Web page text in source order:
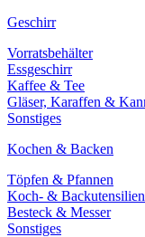
Geschirr
Vorratsbehälter
Essgeschirr
Kaffee & Tee
Gläser, Karaffen &
Sonstiges
Kochen & Backen
Töpfen & Pfannen
Koch- & Backutensilien
Besteck & Messer
Sonstiges